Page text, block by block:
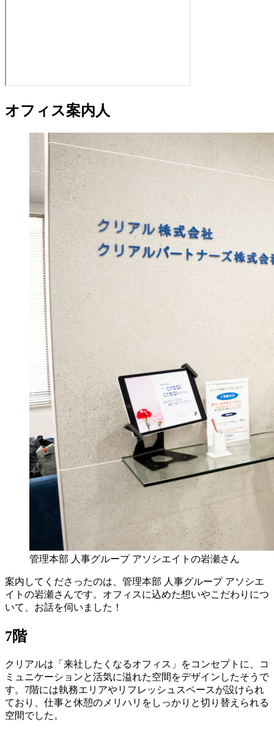
オフィス案内人
管理本部 人事グループ アソシエイトの岩瀬さん
案内してくださったのは、管理本部 人事グループ アソシエ
イトの岩瀬さんです。オフィスに込めた想いやこだわりにつ
いて、お話を伺いました！
7階
クリアルは「来社したくなるオフィス」をコンセプトに、コ
ミュニケーションと活気に溢れた空間をデザインしたそうで
す。7階には執務エリアやリフレッシュスペースが設けられ
ており、仕事と休憩のメリハリをしっかりと切り替えられる
空間でした。